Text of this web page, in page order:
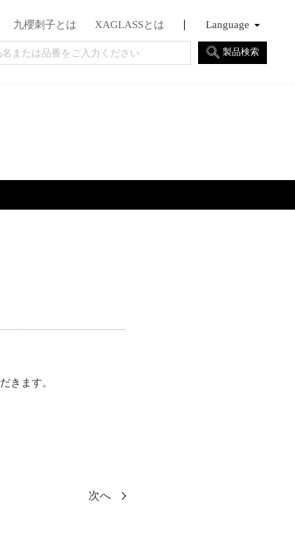
九櫻刺子とは XAGLASSとは Language
English
Français
日本語製品検索
きます。
次へ